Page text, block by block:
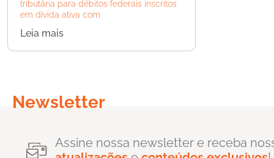
tributária para débitos federais inscritos
em dívida ativa com
Leia mais
Newsletter
Assine nossa newsletter e receba